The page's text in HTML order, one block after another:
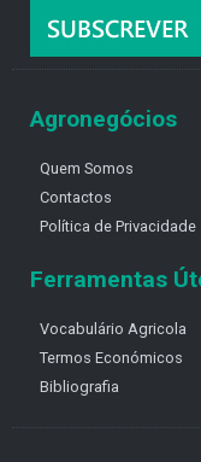
Agronegócios
Quem Somos
Contactos
Política de Privacidade
Ferramentas
Vocabulário Agricola
Termos Económicos
Bibliografia